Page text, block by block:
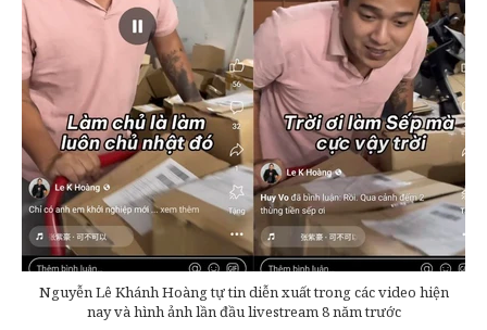
Nguyễn Lê Khánh Hoàng tự tin diễn xuất trong các video hiện
nay và hình ảnh lần đầu livestream 8 năm trước